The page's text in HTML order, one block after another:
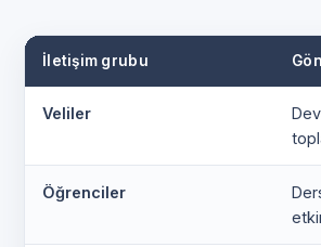
İletişim grubu
Veliler
Öğrenciler